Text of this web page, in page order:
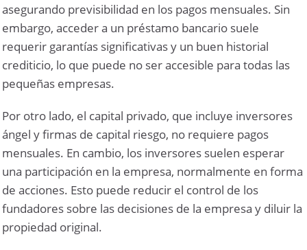
asegurando previsibilidad en los pagos mensuales. Sin
embargo, acceder a un préstamo bancario suele
requerir garantías significativas y un buen historial
crediticio, lo que puede no ser accesible para todas las
pequeñas empresas.
Por otro lado, el capital privado, que incluye inversores
ángel y firmas de capital riesgo, no requiere pagos
mensuales. En cambio, los inversores suelen esperar
una participación en la empresa, normalmente en forma
de acciones. Esto puede reducir el control de los
fundadores sobre las decisiones de la empresa y diluir la
propiedad original.